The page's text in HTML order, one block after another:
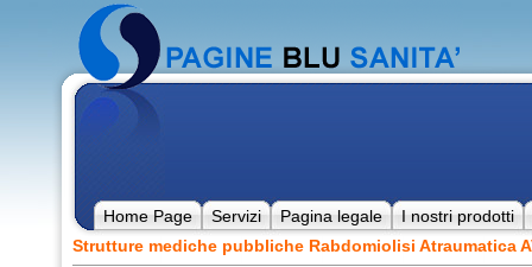
Home Page Servizi Pagina legale
I nostri prodotti
Strutture mediche pubbliche Rabdomiolisi Atraumatica